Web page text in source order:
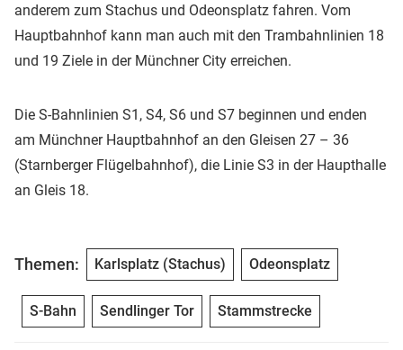
anderem zum Stachus und Odeonsplatz fahren. Vom
Hauptbahnhof kann man auch mit den Trambahnlinien 18
und 19 Ziele in der Münchner City erreichen.
Die S-Bahnlinien S1, S4, S6 und S7 beginnen und enden
am Münchner Hauptbahnhof an den Gleisen 27 – 36
(Starnberger Flügelbahnhof), die Linie S3 in der Haupthalle
an Gleis 18.
Themen: Karlsplatz (Stachus) Odeonsplatz
S-Bahn Sendlinger Tor Stammstrecke